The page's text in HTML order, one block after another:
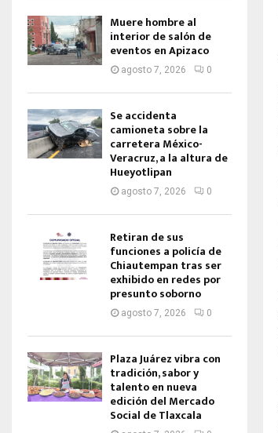
Muere hombre al
interior de salón de
eventos en Apizaco
agosto 7, 2026 0
Se accidenta
camioneta sobre la
carretera México-
Veracruz, a la altura de
Hueyotlipan
agosto 7, 2026 0
Retiran de sus
funciones a policía de
Chiautempan tras ser
exhibido en redes por
presunto soborno
agosto 7, 2026 0
Plaza Juárez vibra con
tradición, sabor y
talento en nueva
edición del Mercado
Social de Tlaxcala